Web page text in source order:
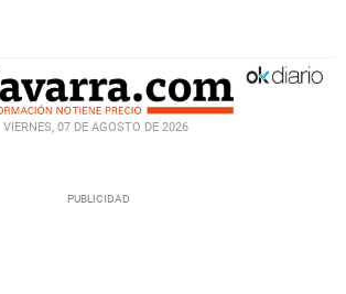
VIERNES, 07 DE AGOSTO DE 2026